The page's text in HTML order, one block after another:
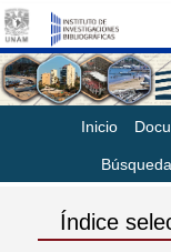
Inicio
Índice